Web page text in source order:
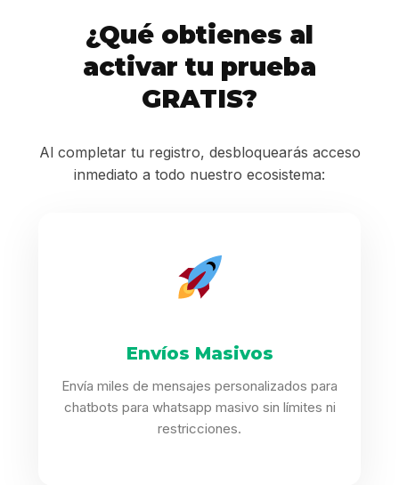
¿Qué obtienes al
activar tu prueba
GRATIS?
Al completar tu registro, desbloquearás acceso
inmediato a todo nuestro ecosistema:
Envíos Masivos
Envía miles de mensajes personalizados para
chatbots para whatsapp masivo sin límites ni
restricciones.